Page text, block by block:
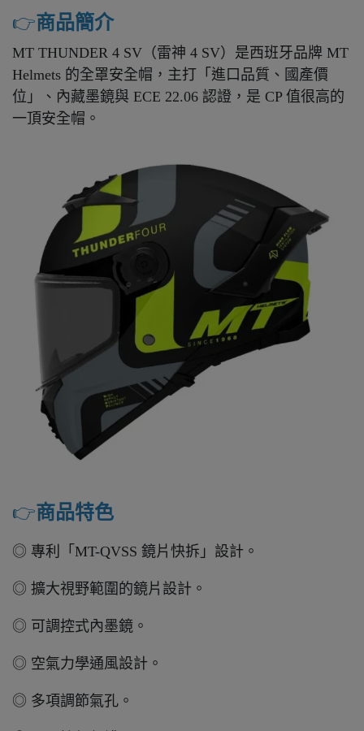
👉️商品簡介
MT THUNDER 4 SV（雷神 4 SV）是西班牙品牌 MT
Helmets 的全罩安全帽，主打「進口品質、國產價
位」、內藏墨鏡與 ECE 22.06 認證，是 CP 值很高的
一頂安全帽。
👉️商品特色
◎ 專利「MT-QVSS 鏡片快拆」設計。
◎ 擴大視野範圍的鏡片設計。
◎ 可調控式內墨鏡。
◎ 空氣力學通風設計。
◎ 多項調節氣孔。